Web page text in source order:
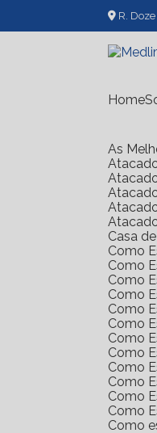
R.
Home
As
Casa
Como
Como
Como
Como
Como
Como
Como
Como
Como
Como
Como
Como
Como